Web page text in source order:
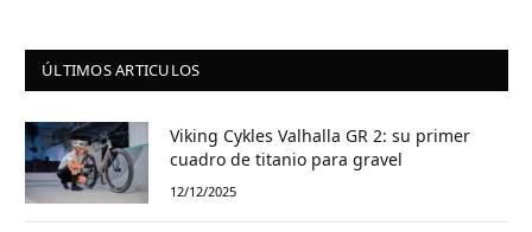
ÚLTIMOS ARTICULOS
Viking Cykles Valhalla GR 2: su primer
cuadro de titanio para gravel
12/12/2025